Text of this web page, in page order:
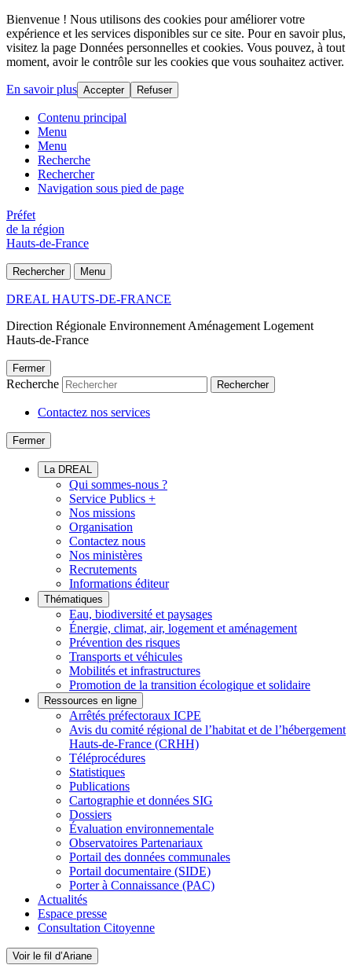
Bienvenue ! Nous utilisons des cookies pour améliorer votre
expérience et les services disponibles sur ce site. Pour en savoir plus,
visitez la page Données personnelles et cookies. Vous pouvez, à tout
moment, avoir le contrôle sur les cookies que vous souhaitez activer.
En savoir plus Accepter Refuser
Contenu principal
Menu
Menu
Recherche
Rechercher
Navigation sous pied de page
Préfet
de la région
Hauts-de-France
Rechercher Menu
DREAL HAUTS-DE-FRANCE
Direction Régionale Environnement Aménagement Logement
Hauts-de-France
Fermer
Recherche Rechercher
Contactez nos services
Fermer
La DREAL
Qui sommes-nous ?
Service Publics +
Nos missions
Organisation
Contactez nous
Nos ministères
Recrutements
Informations éditeur
Thématiques
Eau, biodiversité et paysages
Énergie, climat, air, logement et aménagement
Prévention des risques
Transports et véhicules
Mobilités et infrastructures
Promotion de la transition écologique et solidaire
Ressources en ligne
Arrêtés préfectoraux ICPE
Avis du comité régional de l’habitat et de l’hébergement
Hauts-de-France (CRHH)
Téléprocédures
Statistiques
Publications
Cartographie et données SIG
Dossiers
Évaluation environnementale
Observatoires Partenariaux
Portail des données communales
Portail documentaire (SIDE)
Porter à Connaissance (PAC)
Actualités
Espace presse
Consultation Citoyenne
Voir le fil d’Ariane